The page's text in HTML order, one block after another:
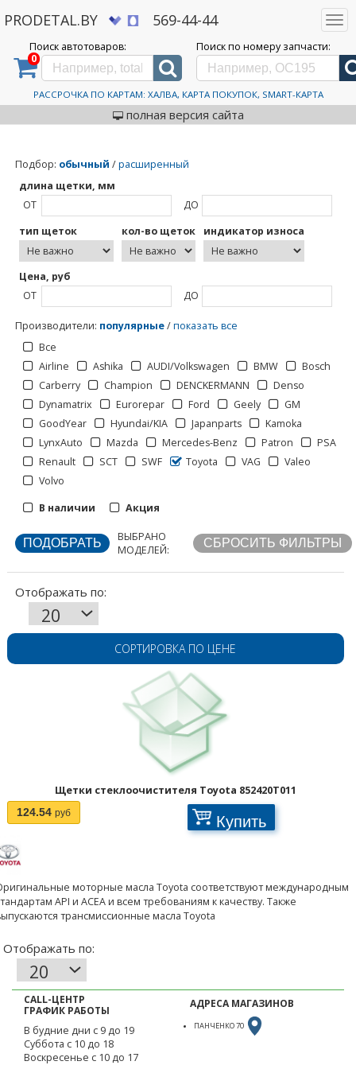
PRODETAL.BY 569-44-44
Поиск автотоваров:
0
Поиск по номеру запчасти:
РАССРОЧКА ПО КАРТАМ: ХАЛВА, КАРТА ПОКУПОК, SMART-КАРТА
полная версия сайта
Дискаунтер автозапчастей PRODETAL.BY > Каталог автотоваров > Toyota
Toyota
Подбор: обычный /расширенный
длина щетки, мм
ОТ
ДО
тип щеток
кол-во щеток индикатор износа
Цена, руб
ОТ
ДО
Производители: популярные/показать все
Все
Airline
Ashika AUDI/Volkswagen BMW
Bosch
Carberry
Champion DENCKERMANN
Denso
Dynamatrix
Eurorepar Ford Geely
GM
GoodYear
Hyundai/KIA Japanparts
Kamoka
LynxAuto
Mazda Mercedes-Benz Patron
PSA
Renault
SCT SWF Toyota VAG
Valeo
Volvo
В наличии
Акция
ВЫБРАНО
МОДЕЛЕЙ:
СОРТИРОВКА ПО ЦЕНЕ
Щетки стеклоочистителя Toyota 852420T011
124.54 руб Купить
моторные масла Toyota соответствуют международным
API и ACEA и всем требованиям к качеству. Также
трансмиссионные масла Toyota
Отображать по:
CALL-ЦЕНТР
ГРАФИК РАБОТЫ
В будние дни с 9 до 19
Суббота с 10 до 18
Воскресенье с 10 до 17
АДРЕСА МАГАЗИНОВ
ПАНЧЕНКО 70